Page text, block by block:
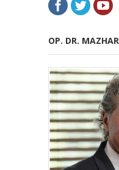
OP. DR.